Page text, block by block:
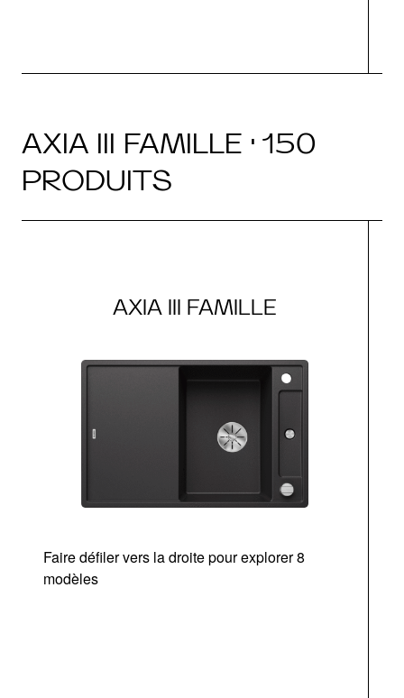
AXIA III FAMILLE · 150
PRODUITS
AXIA III FAMILLE
Faire défiler vers la droite pour explorer 8
modèles